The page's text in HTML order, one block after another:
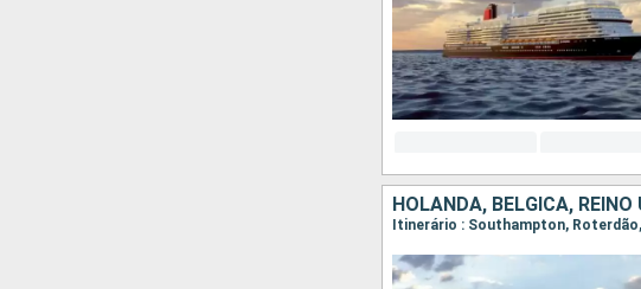
HOLANDA, BÉLGICA, REINO
Itinerário : Southampton,